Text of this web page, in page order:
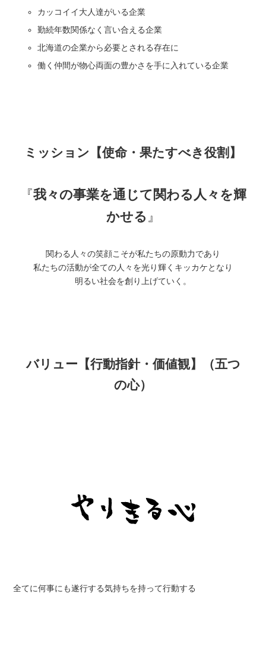
カッコイイ大人達がいる企業
勤続年数関係なく言い合える企業
北海道の企業から必要とされる存在に
働く仲間が物心両面の豊かさを手に入れている企業
ミッション【使命・果たすべき役割】
『我々の事業を通じて関わる人々を輝
かせる 』
関わる人々の笑顔こそが私たちの原動力であり
私たちの活動が全ての人々を光り輝くキッカケとなり
明るい社会を創り上げていく。
バリュー【行動指針・価値観】（五つ
の心）
全てに何事にも遂行する気持ちを持って行動する